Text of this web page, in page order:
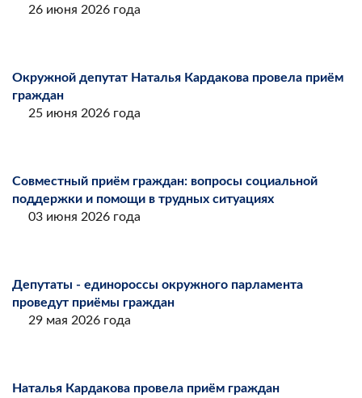
26 июня 2026 года
Окружной депутат Наталья Кардакова провела приём
граждан
25 июня 2026 года
Совместный приём граждан: вопросы социальной
поддержки и помощи в трудных ситуациях
03 июня 2026 года
Депутаты - единороссы окружного парламента
проведут приёмы граждан
29 мая 2026 года
Наталья Кардакова провела приём граждан